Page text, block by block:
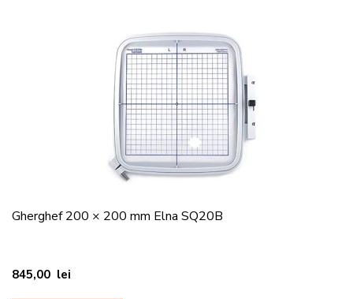
Gherghef 200 × 200 mm Elna SQ20B
845,00 lei